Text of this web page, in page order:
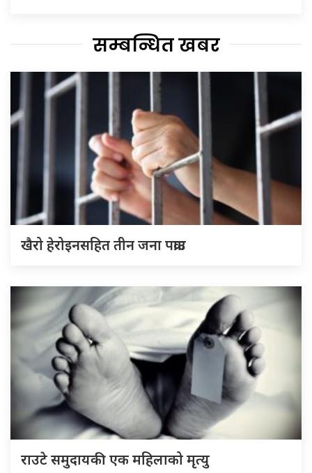
सम्बन्धित खबर
खैरो हेरोइनसहित तीन जना पक्राउ
राउटे समुदायकी एक महिलाको मृत्यु